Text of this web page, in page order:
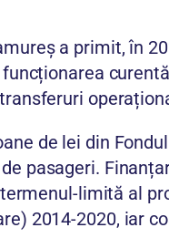
a primit, în
de lei din
pasageri.
limită al
2014-2020, iar